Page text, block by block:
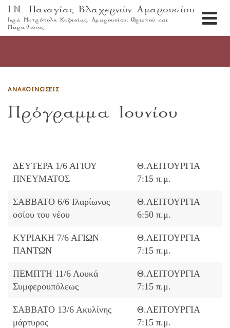
Ι.Ν. Παναγίας Βλαχερνών Αμαρουσίου
Ιερά Μητρόπολη Κηφισίας, Αμαρουσίου, Ωρωπού και
Μαραθώνος
ΑΝΑΚΟΙΝΏΣΕΙΣ
Πρόγραμμα Ιουνίου
ΔΕΥΤΕΡΑ 1/6 ΑΓΙΟΥ
ΠΝΕΥΜΑΤΟΣ
Θ.ΛΕΙΤΟΥΡΓΙΑ
7:15 π.μ.
ΣΑΒΒΑΤΟ 6/6 Ιλαρίωνος
οσίου του νέου
Θ.ΛΕΙΤΟΥΡΓΙΑ
6:50 π.μ.
ΚΥΡΙΑΚΗ 7/6 ΑΓΙΩΝ
ΠΑΝΤΩΝ
Θ.ΛΕΙΤΟΥΡΓΙΑ
7:15 π.μ.
ΠΕΜΠΤΗ 11/6 Λουκά
Συμφερουπόλεως
Θ.ΛΕΙΤΟΥΡΓΙΑ
7:15 π.μ.
ΣΑΒΒΑΤΟ 13/6 Ακυλίνης
μάρτυρος
Θ.ΛΕΙΤΟΥΡΓΙΑ
7:15 π.μ.